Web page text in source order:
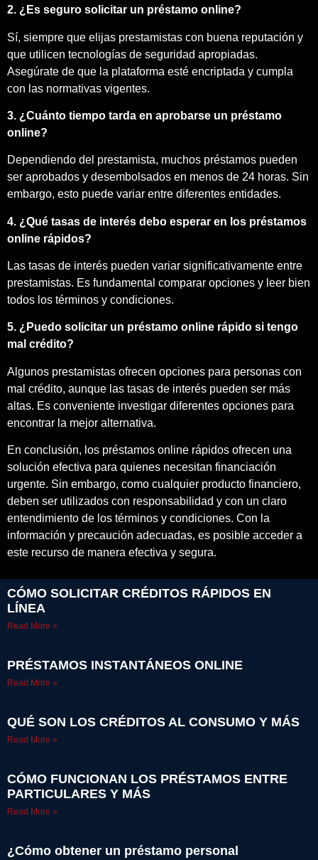
2. ¿Es seguro solicitar un préstamo online?
Sí, siempre que elijas prestamistas con buena reputación y
que utilicen tecnologías de seguridad apropiadas.
Asegúrate de que la plataforma esté encriptada y cumpla
con las normativas vigentes.
3. ¿Cuánto tiempo tarda en aprobarse un préstamo
online?
Dependiendo del prestamista, muchos préstamos pueden
ser aprobados y desembolsados en menos de 24 horas. Sin
embargo, esto puede variar entre diferentes entidades.
4. ¿Qué tasas de interés debo esperar en los préstamos
online rápidos?
Las tasas de interés pueden variar significativamente entre
prestamistas. Es fundamental comparar opciones y leer bien
todos los términos y condiciones.
5. ¿Puedo solicitar un préstamo online rápido si tengo
mal crédito?
Algunos prestamistas ofrecen opciones para personas con
mal crédito, aunque las tasas de interés pueden ser más
altas. Es conveniente investigar diferentes opciones para
encontrar la mejor alternativa.
En conclusión, los préstamos online rápidos ofrecen una
solución efectiva para quienes necesitan financiación
urgente. Sin embargo, como cualquier producto financiero,
deben ser utilizados con responsabilidad y con un claro
entendimiento de los términos y condiciones. Con la
información y precaución adecuadas, es posible acceder a
este recurso de manera efectiva y segura.
CÓMO SOLICITAR CRÉDITOS RÁPIDOS EN
LÍNEA
Read More »
PRÉSTAMOS INSTANTÁNEOS ONLINE
Read More »
QUÉ SON LOS CRÉDITOS AL CONSUMO Y MÁS
Read More »
CÓMO FUNCIONAN LOS PRÉSTAMOS ENTRE
PARTICULARES Y MÁS
Read More »
¿Cómo obtener un préstamo personal